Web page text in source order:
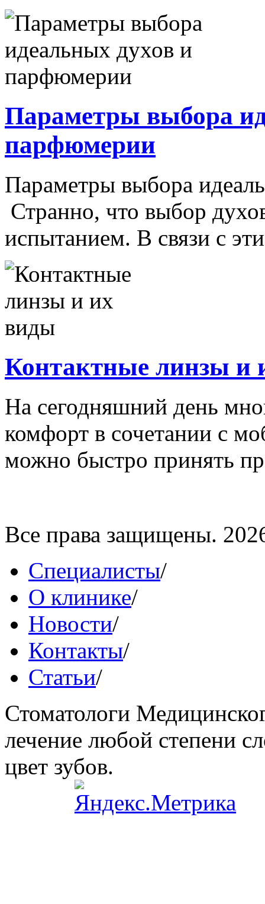
Параметры выбора
парфюмерии
Параметры выбора
Странно, что выбор
испытанием. В связи с
Контактные линзы и
На сегодняшний день
комфорт в сочетании с
можно быстро принять
Все права защищены.
Специалисты/
О клинике/
Новости/
Контакты/
Статьи/
Стоматологи
лечение любой степени
цвет зубов.